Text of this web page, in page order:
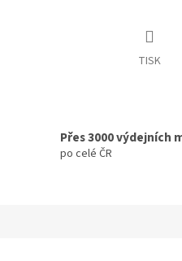
TISK
Přes 3000 výdejních
po celé ČR